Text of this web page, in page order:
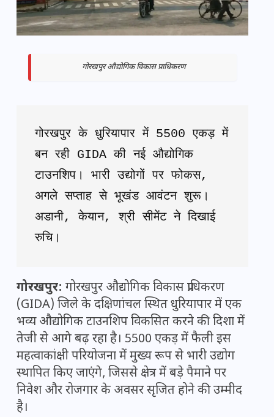
गोरखपुर औद्योगिक विकास प्राधिकरण
गोरखपुर के धुरियापार में 5500 एकड़ में
बन रही GIDA की नई औद्योगिक
टाउनशिप। भारी उद्योगों पर फोकस,
अगले सप्ताह से भूखंड आवंटन शुरू।
अडानी, केयान, श्री सीमेंट ने दिखाई
रुचि।
गोरखपुर: गोरखपुर औद्योगिक विकास प्राधिकरण
(GIDA) जिले के दक्षिणांचल स्थित धुरियापार में एक
भव्य औद्योगिक टाउनशिप विकसित करने की दिशा में
तेजी से आगे बढ़ रहा है। 5500 एकड़ में फैली इस
महत्वाकांक्षी परियोजना में मुख्य रूप से भारी उद्योग
स्थापित किए जाएंगे, जिससे क्षेत्र में बड़े पैमाने पर
निवेश और रोजगार के अवसर सृजित होने की उम्मीद
है।